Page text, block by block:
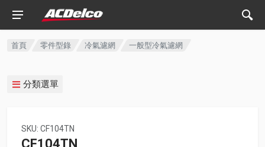
首頁 零件型錄 冷氣濾網 一般型冷氣濾網
分類選單
SKU: CF104TN
CF104TN